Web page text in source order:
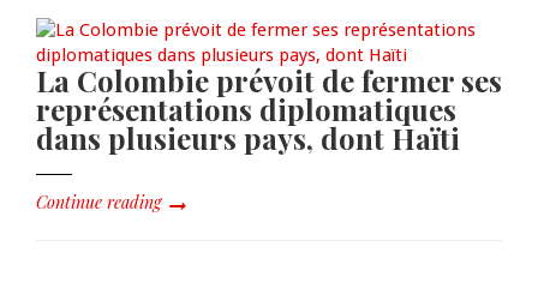
La Colombie prévoit de fermer ses
représentations diplomatiques
dans plusieurs pays, dont Haïti
Continue reading